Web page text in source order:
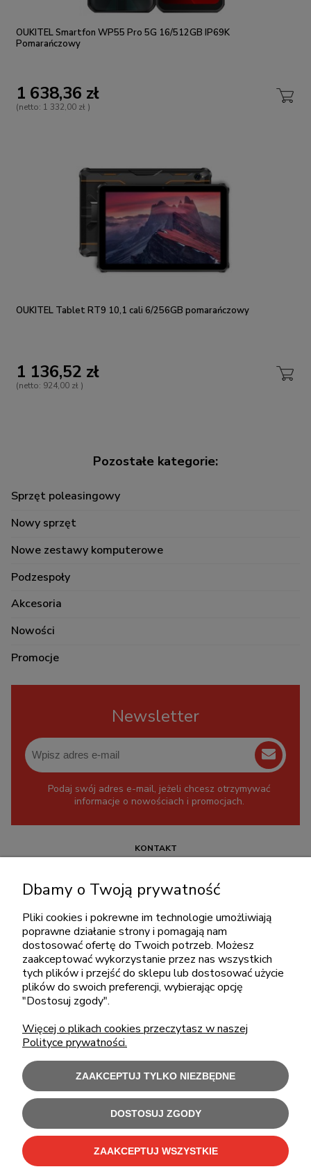
Sprzęt poleasingowy
Nowy sprzęt
Nowe zestawy komputerowe
Podzespoły
Akcesoria
Nowości
Promocje
OUKITEL Smartfon WP55 Pro 5G 16/512GB IP69K
Pomarańczowy
1 638,36 zł
(netto: 1 332,00 zł )
OUKITEL Tablet RT9 10,1 cali 6/256GB pomarańczowy
1 136,52 zł
(netto: 924,00 zł )
Newsletter
Podaj swój adres e-mail, jeżeli chcesz otrzymywać
informacje o nowościach i promocjach.
KONTAKT
pon.-piąt.: 08:00-16:00
sklep@cebit.pl
ZAKUPY
MOJE KONTO
Użytkowanie sklepu oznacza zgodę na wykorzystywanie plików cookies.
Szczegółowe informacje wPolityce prywatności
C-Bit Bis OnLine - tanie laptopy poleasingowe i używane komputery biurowe.
Dbamy o Twoją prywatność
Pliki cookies i pokrewne im technologie umożliwiają
poprawne działanie strony i pomagają nam
dostosować ofertę do Twoich potrzeb. Możesz
zaakceptować wykorzystanie przez nas wszystkich
tych plików i przejść do sklepu lub dostosować użycie
plików do swoich preferencji, wybierając opcję
"Dostosuj zgody".
Więcej o plikach cookies przeczytasz w naszej
Polityce prywatności.
ZAAKCEPTUJ TYLKO NIEZBĘDNE
DOSTOSUJ ZGODY
ZAAKCEPTUJ WSZYSTKIE